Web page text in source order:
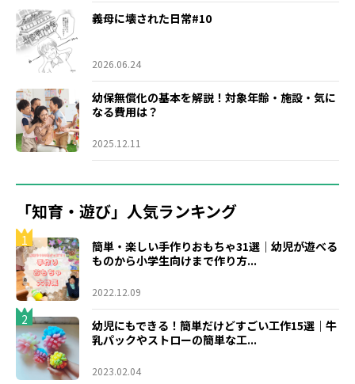
義母に壊された日常#10
2026.06.24
幼保無償化の基本を解説！対象年齢・施設・気に
なる費用は？
2025.12.11
「知育・遊び」人気ランキング
1
簡単・楽しい手作りおもちゃ31選｜幼児が遊べる
ものから小学生向けまで作り方...
2022.12.09
2
幼児にもできる！簡単だけどすごい工作15選｜牛
乳パックやストローの簡単な工...
2023.02.04